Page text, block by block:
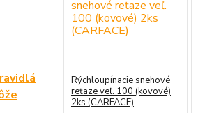
Rýchloupínacie snehové
reťaze veľ. 100 (kovové)
2ks (CARFACE)